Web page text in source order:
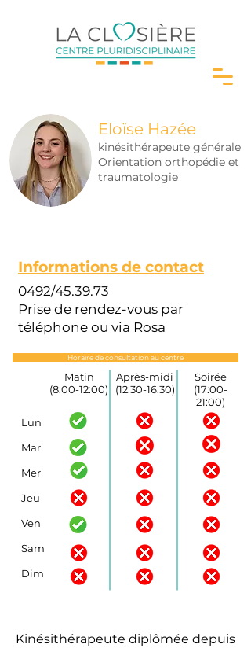
Eloïse Hazée
kinésithérapeute générale
Orientation orthopédie et
traumatologie
Informations de contact
0492/45.39.73
Prise de rendez-vous par
téléphone ou via Rosa
Horaire de consultation au centre
Matin
(8:00-12:00)
Après-midi
(12:30-16:30)
Soirée
(17:00-
21:00)
Lun
Mar
Mer
Jeu
Ven
Sam
Dim
Kinésithérapeute diplômée depuis